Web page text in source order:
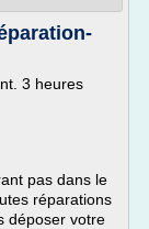
3 heures
pas dans le
réparations
déposer votre